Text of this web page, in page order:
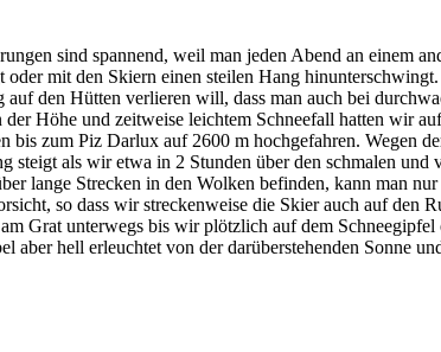
sind spannend, weil man jeden Abend an einem
oder mit den Skiern einen steilen Hang
auf den Hütten verlieren will, dass man auch bei
Höhe und zeitweise leichtem Schneefall hatten wir
bis zum Piz Darlux auf 2600 m hochgefahren. Wegen
steigt als wir etwa in 2 Stunden über den schmalen
lange Strecken in den Wolken befinden, kann man
so dass wir streckenweise die Skier auch auf den
Grat unterwegs bis wir plötzlich auf dem
aber hell erleuchtet von der darüberstehenden Sonne